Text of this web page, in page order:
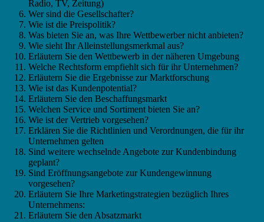
Radio, TV, Zeitung)
Wer sind die Gesellschafter?
Wie ist die Preispolitik?
Was bieten Sie an, was Ihre Wettbewerber nicht anbieten?
Wie sieht Ihr Alleinstellungsmerkmal aus?
Erläutern Sie den Wettbewerb in der näheren Umgebung
Welche Rechtsform empfiehlt sich für ihr Unternehmen?
Erläutern Sie die Ergebnisse zur Marktforschung
Wie ist das Kundenpotential?
Erläutern Sie den Beschaffungsmarkt
Welchen Service und Sortiment bieten Sie an?
Wie ist der Vertrieb vorgesehen?
Erklären Sie die Richtlinien und Verordnungen, die für ihr
Unternehmen gelten
Sind weitere wechselnde Angebote zur Kundenbindung
geplant?
Sind Eröffnungsangebote zur Kundengewinnung
vorgesehen?
Erläutern Sie Ihre Marketingstrategien bezüglich Ihres
Unternehmens:
Erläutern Sie den Absatzmarkt